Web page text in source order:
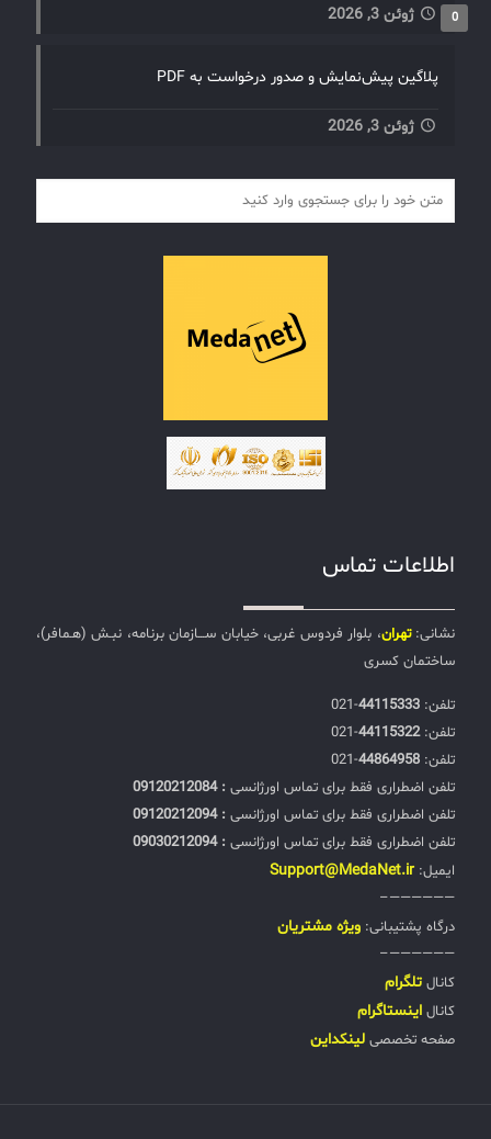
ژوئن 3, 2026 0
پلاگین پیش‌نمایش و صدور درخواست به PDF
ژوئن 3, 2026
اطلاعات تماس
نشانی:تهران، بلوار فردوس غربی، خیابان ســـازمان برنامه، نبـش (هـمافر)،
ساختمان کسری
تلفن:‌ 44115333
-021
تلفن:‌44115322
-021
تلفن:‌ 44864958
-021
تلفن اضطراری فقط برای تماس اورژانسی : 09120212084
تلفن اضطراری فقط برای تماس اورژانسی : 09120212094
تلفن اضطراری فقط برای تماس اورژانسی : 09030212094
ایمیل: Support@MedaNet.ir
——————–
درگاه پشتیبانی: ويژه مشتریان
——————–
کانال تلگرام
کانال اینستاگرام
صفحه تخصصی لینکداین